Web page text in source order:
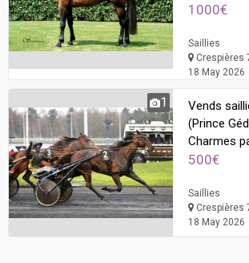
1000€
Saillies
Crespières
18 May 2026
1
Vends
(Prince
Charmes
500€
Saillies
Crespières
18 May 2026